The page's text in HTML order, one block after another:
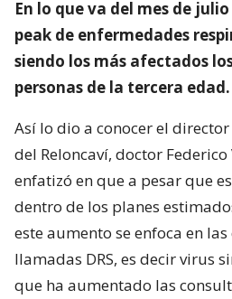
En lo que va del mes de
peak de enfermedades
siendo los más afectados
personas de la tercera edad.
Así lo dio a conocer el
del Reloncaví, doctor
enfatizó en que a pesar que
dentro de los planes
este aumento se enfoca en
llamadas DRS, es decir virus
que ha aumentado las